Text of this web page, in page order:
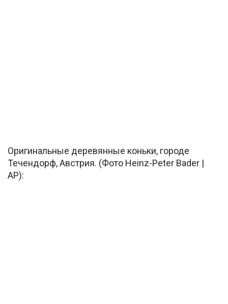
Оригинальные деревянные коньки, городе
Течендорф, Австрия. (Фото Heinz-Peter Bader |
AP):